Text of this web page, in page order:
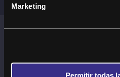
Marketing
Permitir todas
Términos y Cond.
Preguntas